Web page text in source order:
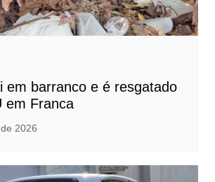
em barranco e é resgatado
em Franca
2026